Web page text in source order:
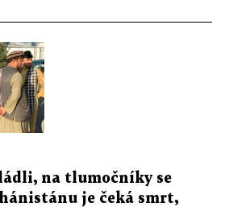
na tlumočníky se
je čeká smrt,